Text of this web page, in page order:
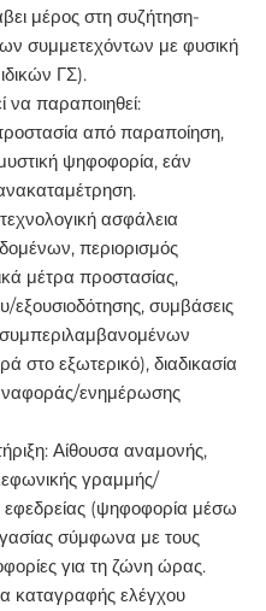
μέρος στη συζήτηση-
συμμετεχόντων με φυσική
ΓΣ).
παραποιηθεί:
από παραποίηση,
ψηφοφορία, εάν
ασφάλεια
περιορισμός
μέτρα προστασίας,
συμβάσεις
στο εξωτερικό), διαδικασία
ενημέρωσης
Αίθουσα αναμονής,
γραμμής/
εφεδρείας (ψηφοφορία μέσω
σύμφωνα με τους
για τη ζώνη ώρας.
καταγραφής ελέγχου